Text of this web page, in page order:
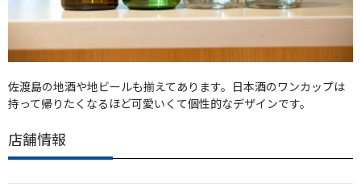
佐渡島の地酒や地ビールも揃えてあります。日本酒のワンカップは
持って帰りたくなるほど可愛いくて個性的なデザインです。
店舗情報